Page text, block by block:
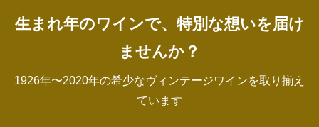
生まれ年のワインで、特別な想いを届け
ませんか？
1926年〜2020年の希少なヴィンテージワインを取り揃え
ています